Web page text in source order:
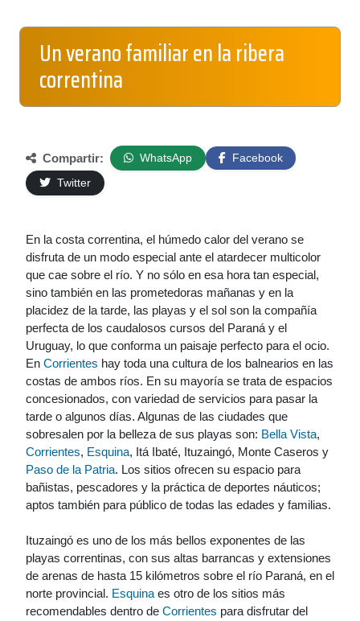
Un verano familiar en la ribera
correntina
Compartir: WhatsApp
Facebook
Twitter
En la costa correntina, el húmedo calor del verano se
disfruta de un modo especial ante el atardecer multicolor
que cae sobre el río. Y no sólo en esa hora tan especial,
sino también en las prometedoras mañanas y en la
placidez de la tarde, las playas y el sol son la compañía
perfecta de los caudalosos cursos del Paraná y el
Uruguay, lo que conforma un paisaje perfecto para el ocio.
En Corrientes hay toda una cultura de los balnearios en las
costas de ambos ríos. En su mayoría se trata de espacios
concesionados, con variedad de servicios para pasar la
tarde o algunos días. Algunas de las ciudades que
sobresalen por la belleza de sus playas son: Bella Vista,
Corrientes, Esquina, Itá Ibaté, Ituzaingó, Monte Caseros y
Paso de la Patria. Los sitios ofrecen su espacio para
bañistas, pescadores y la práctica de deportes náuticos;
aptos también para público de todas las edades y familias.
Ituzaingó es uno de los más bellos exponentes de las
playas correntinas, con sus altas barrancas y extensiones
de arenas de hasta 15 kilómetros sobre el río Paraná, en el
norte provincial. Esquina es otro de los sitios más
recomendables dentro de Corrientes para disfrutar del